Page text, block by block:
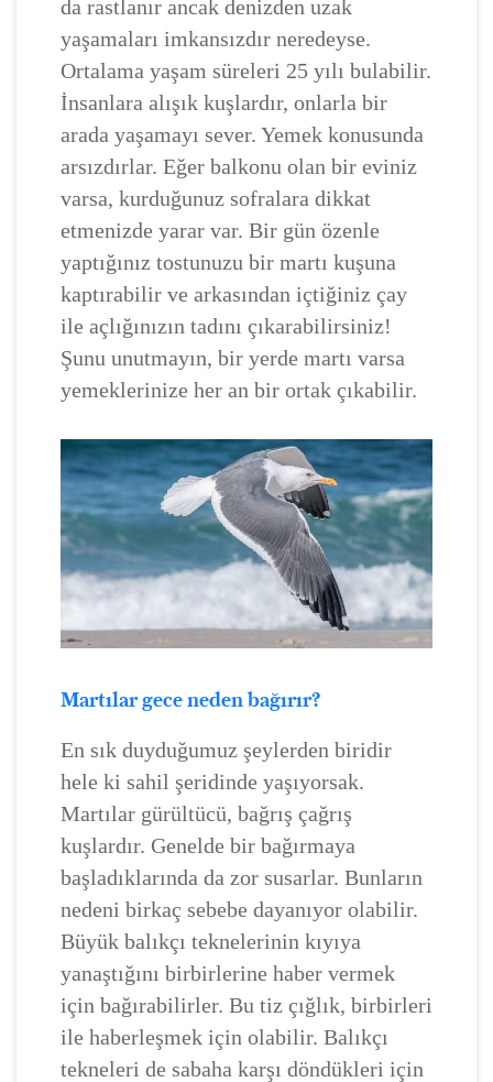
da rastlanır ancak denizden uzak
yaşamaları imkansızdır neredeyse.
Ortalama yaşam süreleri 25 yılı bulabilir.
İnsanlara alışık kuşlardır, onlarla bir
arada yaşamayı sever. Yemek konusunda
arsızdırlar. Eğer balkonu olan bir eviniz
varsa, kurduğunuz sofralara dikkat
etmenizde yarar var. Bir gün özenle
yaptığınız tostunuzu bir martı kuşuna
kaptırabilir ve arkasından içtiğiniz çay
ile açlığınızın tadını çıkarabilirsiniz!
Şunu unutmayın, bir yerde martı varsa
yemeklerinize her an bir ortak çıkabilir.
Martılar gece neden bağırır?
En sık duyduğumuz şeylerden biridir
hele ki sahil şeridinde yaşıyorsak.
Martılar gürültücü, bağrış çağrış
kuşlardır. Genelde bir bağırmaya
başladıklarında da zor susarlar. Bunların
nedeni birkaç sebebe dayanıyor olabilir.
Büyük balıkçı teknelerinin kıyıya
yanaştığını birbirlerine haber vermek
için bağırabilirler. Bu tiz çığlık, birbirleri
ile haberleşmek için olabilir. Balıkçı
tekneleri de sabaha karşı döndükleri için